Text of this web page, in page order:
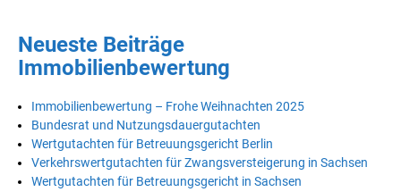
Neueste Beiträge
Immobilienbewertung
Immobilienbewertung – Frohe Weihnachten 2025
Bundesrat und Nutzungsdauergutachten
Wertgutachten für Betreuungsgericht Berlin
Verkehrswertgutachten für Zwangsversteigerung in Sachsen
Wertgutachten für Betreuungsgericht in Sachsen